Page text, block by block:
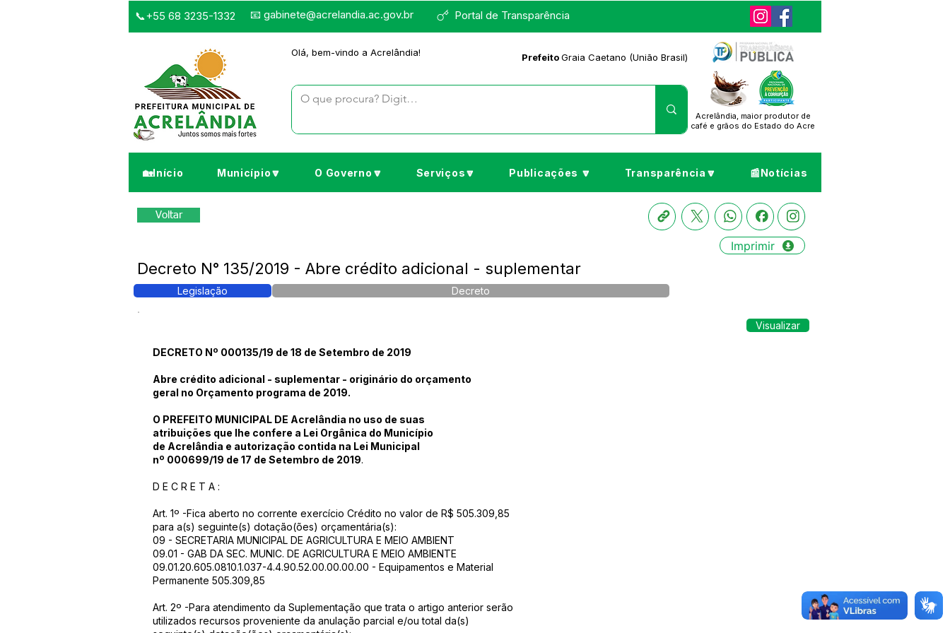
Portal de Transparência
📞+55 68 3235-1332 📧 gabinete@acrelandia.ac.gov.br
Olá, bem-vindo a Acrelândia! PrefeitoGraia Caetano (União Brasil)
Acrelândia, maior produtor de
café e grãos do Estado do Acre
🏡Início Município🔽 O Governo🔽 Serviços🔽 Publicações 🔽 Transparência🔽 📰Notícias
Voltar
Imprimir
Decreto N° 135/2019 - Abre crédito adicional - suplementar
Legislação Decreto
Visualizar
DECRETO Nº 000135/19 de 18 de Setembro de 2019
Abre crédito adicional - suplementar - originário do orçamento
geral no Orçamento programa de 2019.
O PREFEITO MUNICIPAL DE Acrelândia no uso de suas
atribuições que lhe confere a Lei Orgânica do Município
de Acrelândia e autorização contida na Lei Municipal
nº 000699/19 de 17 de Setembro de 2019.
D E C R E T A :
Art. 1º -Fica aberto no corrente exercício Crédito no valor de R$ 505.309,85
para a(s) seguinte(s) dotação(ões) orçamentária(s):
09 - SECRETARIA MUNICIPAL DE AGRICULTURA E MEIO AMBIENT
09.01 - GAB DA SEC. MUNIC. DE AGRICULTURA E MEIO AMBIENTE
09.01.20.605.0810.1.037-4.4.90.52.00.00.00.00 - Equipamentos e Material
Permanente 505.309,85
Art. 2º -Para atendimento da Suplementação que trata o artigo anterior serão
utilizados recursos proveniente da anulação parcial e/ou total da(s)